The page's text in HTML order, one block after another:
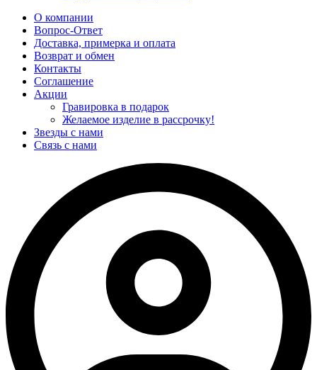
О компании
Вопрос-Ответ
Доставка, примерка и оплата
Возврат и обмен
Контакты
Соглашение
Акции
Гравировка в подарок
Желаемое изделие в рассрочку!
Звезды с нами
Связь с нами